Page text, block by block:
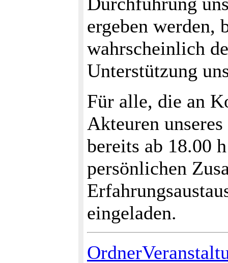
ergeben werden,
wahrscheinlich
Unterstützung
Für alle, die an
Akteuren
bereits ab 18.00
persönlichen
eingeladen.